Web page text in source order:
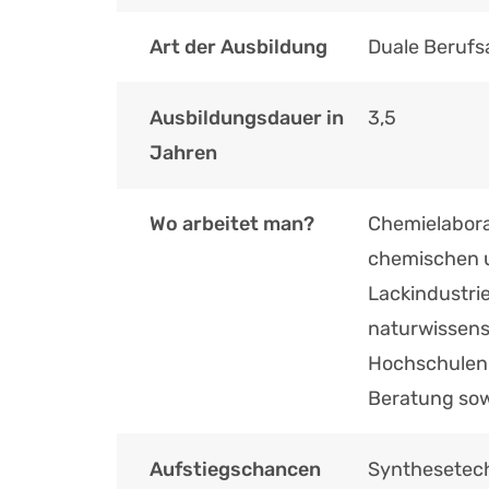
Art der Ausbildung Duale
Ausbildungsdauer in
Jahren
3,5
Wo arbeitet man?
chemischen
Beratung
Aufstiegschancen